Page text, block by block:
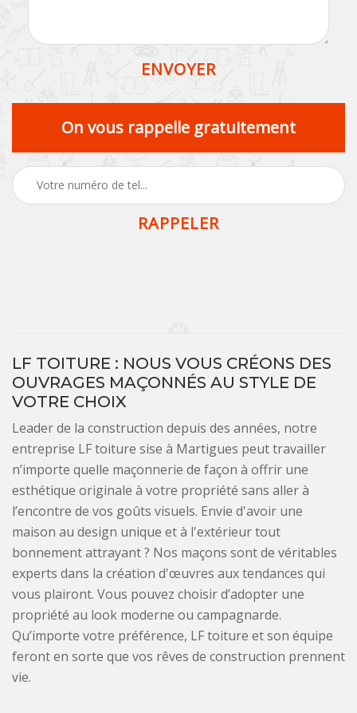
On vous rappelle gratuitement
LF TOITURE : NOUS VOUS CRÉONS DES
OUVRAGES MAÇONNÉS AU STYLE DE
VOTRE CHOIX
Leader de la construction depuis des années, notre
entreprise LF toiture sise à Martigues peut travailler
n’importe quelle maçonnerie de façon à offrir une
esthétique originale à votre propriété sans aller à
l’encontre de vos goûts visuels. Envie d'avoir une
maison au design unique et à l'extérieur tout
bonnement attrayant ? Nos maçons sont de véritables
experts dans la création d'œuvres aux tendances qui
vous plairont. Vous pouvez choisir d’adopter une
propriété au look moderne ou campagnarde.
Qu’importe votre préférence, LF toiture et son équipe
feront en sorte que vos rêves de construction prennent
vie.